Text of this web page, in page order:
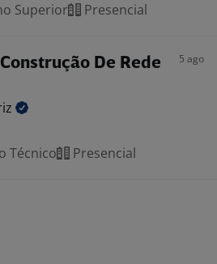
Superior Presencial
De Rede
5 ago
Técnico Presencial